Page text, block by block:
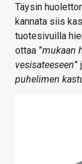
Täysin
kannata siis
tuotesivuilla
ottaa ”mukaan
vesisateeseen”
puhelimen